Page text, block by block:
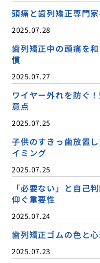
頭痛と歯列矯正専門
2025.07.28
歯列矯正中の頭痛を
慣
2025.07.27
ワイヤー外れを防ぐ
意点
2025.07.25
子供のすきっ歯放置
イミング
2025.07.25
「必要ない」と自己
仰ぐ重要性
2025.07.24
歯列矯正ゴムの色と
2025.07.23